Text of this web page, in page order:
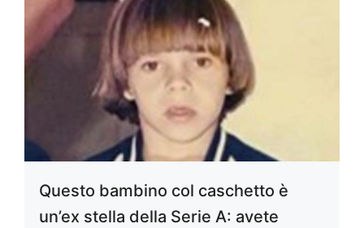
Questo bambino col caschetto è
un’ex stella della Serie A: avete